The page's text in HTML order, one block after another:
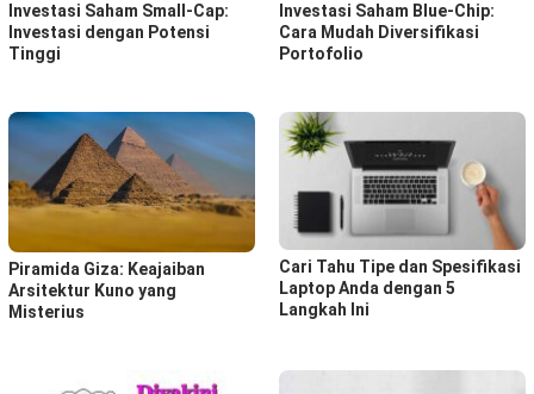
Investasi Saham Small-Cap:
Investasi dengan Potensi
Tinggi
Investasi Saham Blue-Chip:
Cara Mudah Diversifikasi
Portofolio
Piramida Giza: Keajaiban
Arsitektur Kuno yang
Misterius
Cari Tahu Tipe dan Spesifikasi
Laptop Anda dengan 5
Langkah Ini